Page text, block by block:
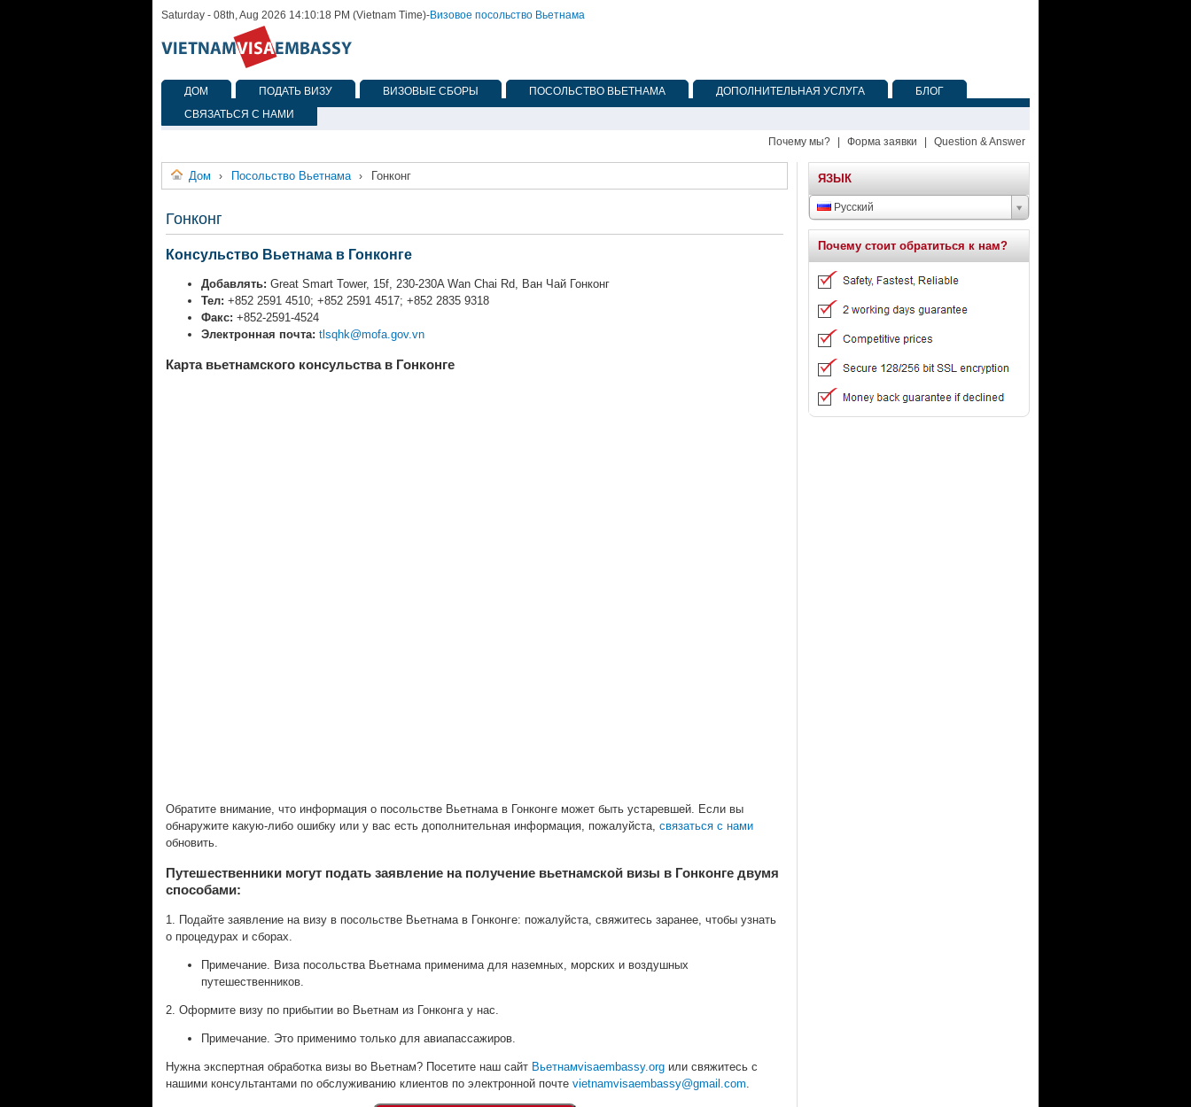
Saturday - 08th, Aug 2026 14:10:18 PM (Vietnam Time)-Визовое посольство Вьетнама
ДОМ ПОДАТЬ ВИЗУ ВИЗОВЫЕ СБОРЫ ПОСОЛЬСТВО ВЬЕТНАМА ДОПОЛНИТЕЛЬНАЯ УСЛУГА
БЛОГ
СВЯЗАТЬСЯ С НАМИ
Почему мы? Форма заявки Question & Answer
Дом › Посольство Вьетнама › Гонконг
Гонконг
Консульство Вьетнама в Гонконге
Добавлять: Great Smart Tower, 15f, 230-230A Wan Chai Rd, Ван Чай Гонконг
Тел: +852 2591 4510; +852 2591 4517; +852 2835 9318
Факс: +852-2591-4524
Электронная почта: tlsqhk@mofa.gov.vn
Карта вьетнамского консульства в Гонконге
Обратите внимание, что информация о посольстве Вьетнама в Гонконге может быть устаревшей. Если вы
обнаружите какую-либо ошибку или у вас есть дополнительная информация, пожалуйста, связаться с нами
обновить.
Путешественники могут подать заявление на получение вьетнамской визы в Гонконге двумя
способами:
1. Подайте заявление на визу в посольстве Вьетнама в Гонконге: пожалуйста, свяжитесь заранее, чтобы узнать
о процедурах и сборах.
Примечание. Виза посольства Вьетнама применима для наземных, морских и воздушных
путешественников.
2. Оформите визу по прибытии во Вьетнам из Гонконга у нас.
Примечание. Это применимо только для авиапассажиров.
Нужна экспертная обработка визы во Вьетнам? Посетите наш сайт Вьетнамvisaembassy.org или свяжитесь с
нашими консультантами по обслуживанию клиентов по электронной почте vietnamvisaembassy@gmail.com.
ЯЗЫК
Русский
Почему стоит обратиться к нам?